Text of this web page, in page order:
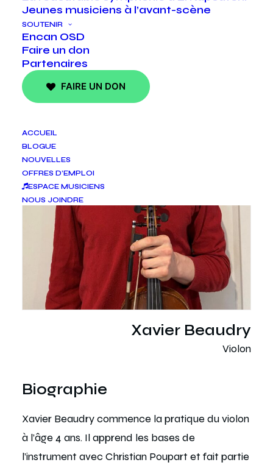
Jeunes musiciens à l’avant-scène
SOUTENIR
Encan OSD
Faire un don
Partenaires
FAIRE UN DON
ACCUEIL
BLOGUE
NOUVELLES
OFFRES D’EMPLOI
ESPACE MUSICIENS
NOUS JOINDRE
Xavier Beaudry
Violon
Biographie
Xavier Beaudry commence la pratique du violon
à l’âge 4 ans. Il apprend les bases de
l’instrument avec Christian Poupart et fait partie